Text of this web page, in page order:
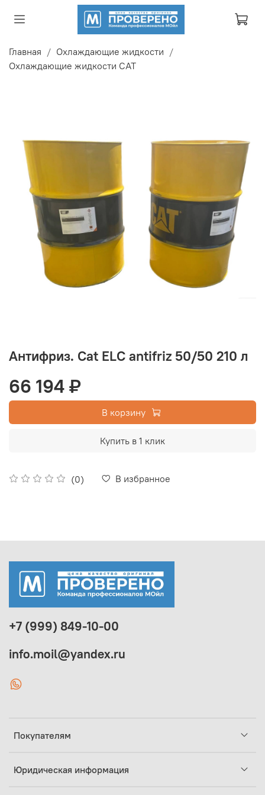
Главная
Охлаждающие жидкости
Охлаждающие жидкости CAT
Антифриз. Сat ELС antifriz 50/50 210 л
(0) В избранное
66 194 ₽
В корзину
Купить в 1 клик
Покупателям
Юридическая информация
+7 (999) 849-10-00
info.moil@yandex.ru